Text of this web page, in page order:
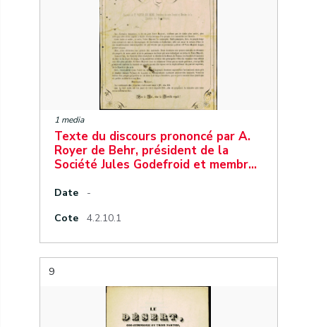
1 media
Texte du discours prononcé par A.
Royer de Behr, président de la
Société Jules Godefroid et membr…
Date
-
Cote
4.2.10.1
9